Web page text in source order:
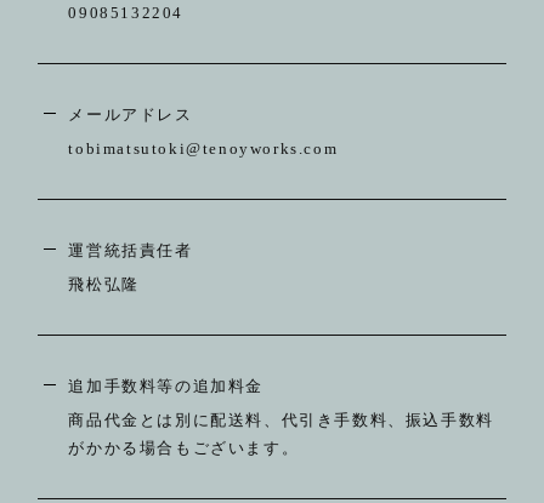
09085132204
メールアドレス
tobimatsutoki@tenoyworks.com
運営統括責任者
飛松弘隆
追加手数料等の追加料金
商品代金とは別に配送料、代引き手数料、振込手数料
がかかる場合もございます。